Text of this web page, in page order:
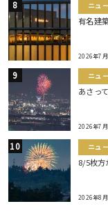
ニュ
有名建
2026年7
ニュ
あさっ
2026年7
ニュ
8/5枚方
2026年8